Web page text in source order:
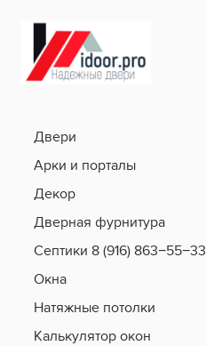
Двери
Арки и порталы
Декор
Дверная фурнитура
Септики 8 (916) 863−55−33
Окна
Натяжные потолки
Калькулятор окон